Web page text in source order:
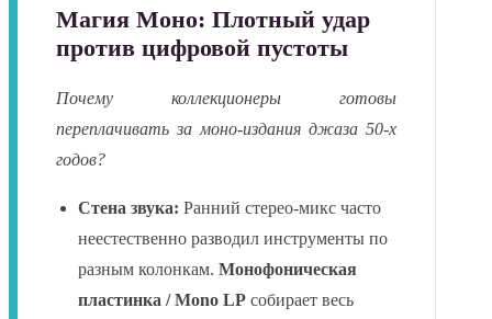
Магия Моно: Плотный удар
против цифровой пустоты
Почему коллекционеры готовы
переплачивать за моно-издания джаза 50-х
годов?
Стена звука: Ранний стерео-микс часто
неестественно разводил инструменты по
разным колонкам. Монофоническая
пластинка / Mono LP собирает весь